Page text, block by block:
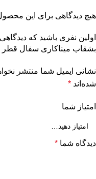
هیچ دیدگاهی برای این
اولین نفری باشید که
بشقاب میناکاری سفال قطر 20 سانتی”
نشانی ایمیل شما منتشر
شده‌اند *
امتیاز شما
دیدگاه شما *